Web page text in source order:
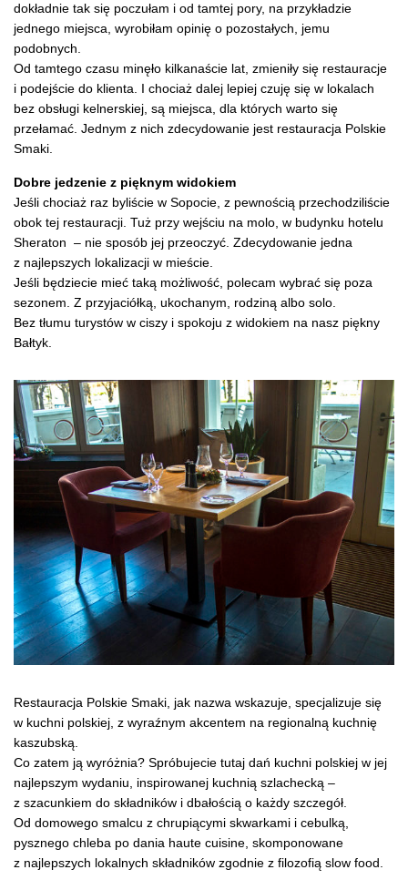
dokładnie tak się poczułam i od tamtej pory, na przykładzie
jednego miejsca, wyrobiłam opinię o pozostałych, jemu
podobnych.
Od tamtego czasu minęło kilkanaście lat, zmieniły się restauracje
i podejście do klienta. I chociaż dalej lepiej czuję się w lokalach
bez obsługi kelnerskiej, są miejsca, dla których warto się
przełamać. Jednym z nich zdecydowanie jest restauracja Polskie
Smaki.
Dobre jedzenie z pięknym widokiem
Jeśli chociaż raz byliście w Sopocie, z pewnością przechodziliście
obok tej restauracji. Tuż przy wejściu na molo, w budynku hotelu
Sheraton – nie sposób jej przeoczyć. Zdecydowanie jedna
z najlepszych lokalizacji w mieście.
Jeśli będziecie mieć taką możliwość, polecam wybrać się poza
sezonem. Z przyjaciółką, ukochanym, rodziną albo solo.
Bez tłumu turystów w ciszy i spokoju z widokiem na nasz piękny
Bałtyk.
Restauracja Polskie Smaki, jak nazwa wskazuje, specjalizuje się
w kuchni polskiej, z wyraźnym akcentem na regionalną kuchnię
kaszubską.
Co zatem ją wyróżnia? Spróbujecie tutaj dań kuchni polskiej w jej
najlepszym wydaniu, inspirowanej kuchnią szlachecką –
z szacunkiem do składników i dbałością o każdy szczegół.
Od domowego smalcu z chrupiącymi skwarkami i cebulką,
pysznego chleba po dania haute cuisine, skomponowane
z najlepszych lokalnych składników zgodnie z filozofią slow food.